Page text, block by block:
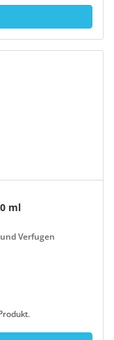
ml
Verfugen